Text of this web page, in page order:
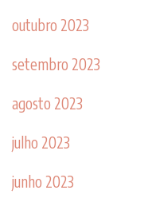
outubro 2023
setembro 2023
agosto 2023
julho 2023
junho 2023